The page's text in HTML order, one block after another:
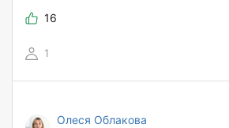
16
1
Олеся Облакова